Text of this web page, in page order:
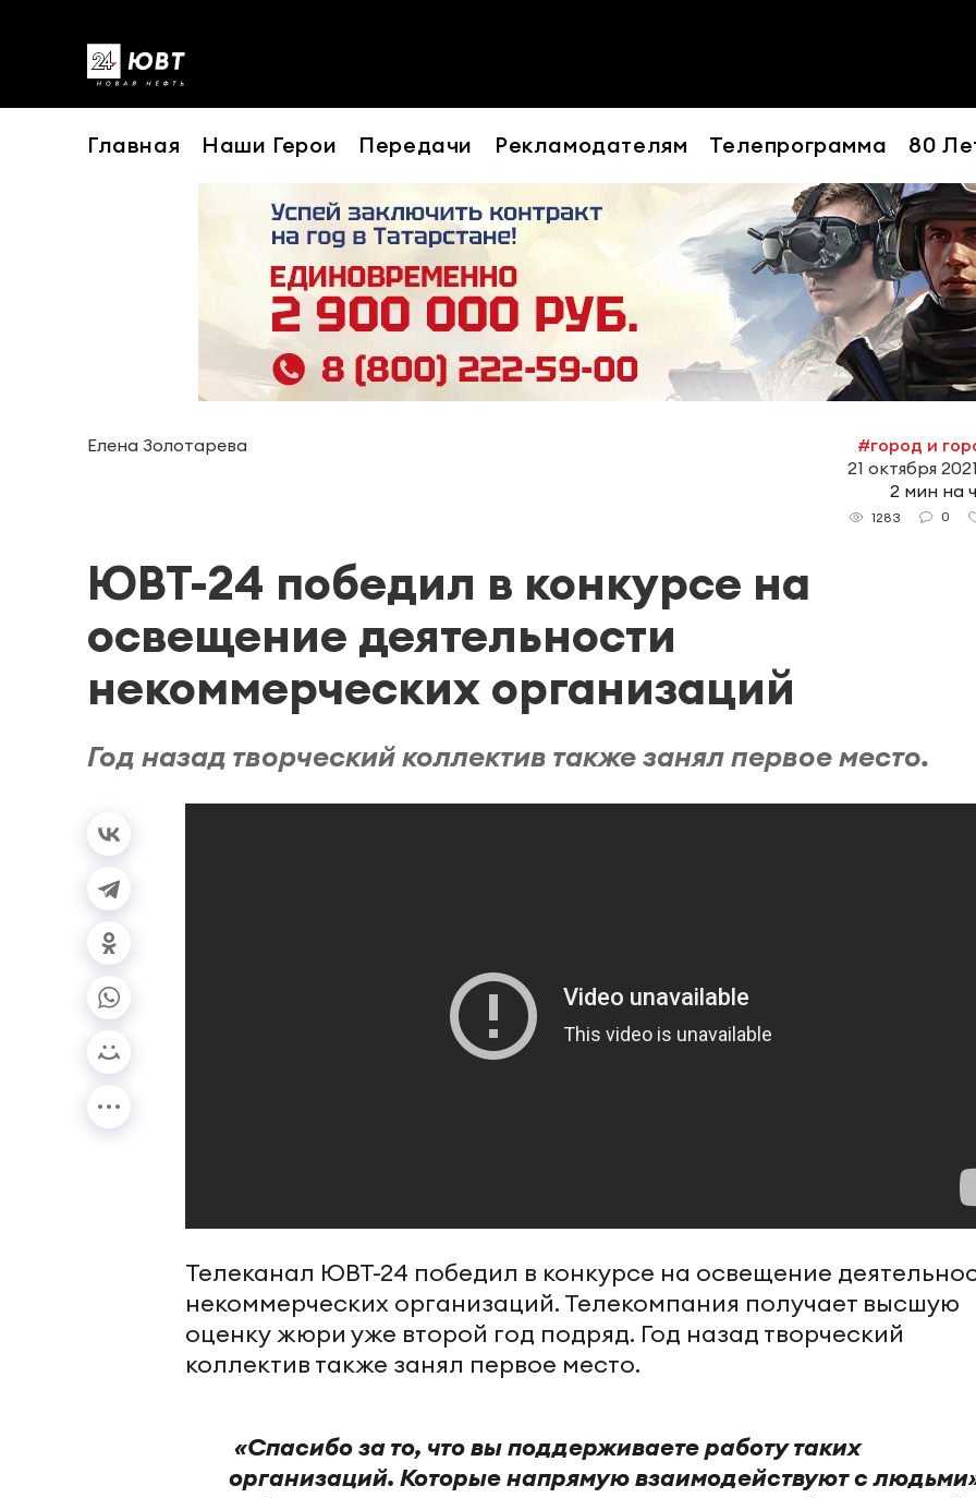
Главная Наши Герои Передачи Рекламодателям Телепрограмма 80
Елена Золотарева
#город и
21 октября
2 мин на
1283 0
ЮВТ-24 победил в конкурсе на
освещение деятельности
некоммерческих организаций
Год назад творческий коллектив также занял первое место.
Телеканал ЮВТ-24 победил в конкурсе на освещение
некоммерческих организаций. Телекомпания получает высшую
оценку жюри уже второй год подряд. Год назад творческий
коллектив также занял первое место.
«Спасибо за то, что вы поддерживаете работу таких
организаций. Которые напрямую взаимодействуют с